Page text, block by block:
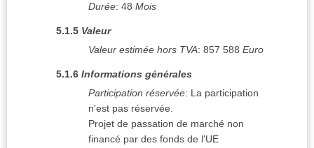
Durée: 48 Mois
5.1.5 Valeur
Valeur estimée hors TVA: 857 588 Euro
5.1.6 Informations générales
Participation réservée: La participation
n'est pas réservée.
Projet de passation de marché non
financé par des fonds de l'UE